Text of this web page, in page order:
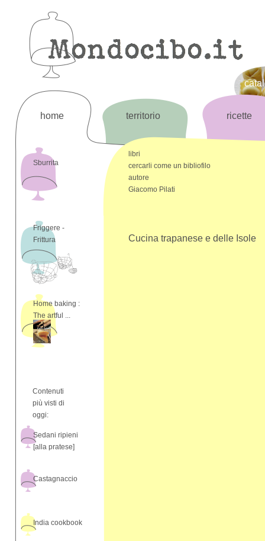
home territorio ricette
Sburrita
Friggere -
Frittura
Home baking :
The artful ...
Contenuti
più visti di
oggi:
Sedani ripieni
[alla pratese]
Castagnaccio
India cookbook
libri
cercarli come un bibliofilo
autore
Giacomo Pilati
Cucina trapanese e delle Isole